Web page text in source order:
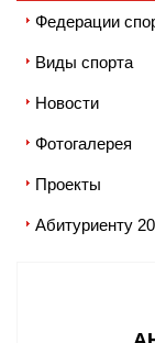
Федерации
Виды спорта
Новости
Фотогалерея
Проекты
Абитуриенту